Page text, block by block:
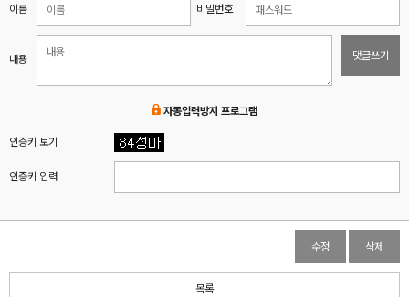
이름 비밀번호
내용 댓글쓰기
자동입력방지 프로그램
인증키 보기
인증키 입력
수정 삭제
목록